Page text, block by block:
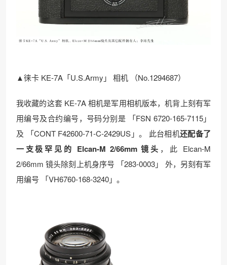
▲徕卡 KE-7A「U.S.Army」 相机 （No.1294687）
我收藏的这套 KE-7A 相机是军用相机版本，机背上刻有军
用编号及合约编号，号码分别是 「FSN 6720-165-7115」
及 「CONT F42600-71-C-2429US」。 此台相机还配备了
一支极罕见的 Elcan-M 2/66mm 镜头 ，此 Elcan-M
2/66mm 镜头除刻上机身序号 「283-0003」 外，另刻有军
用编号 「VH6760-168-3240」。